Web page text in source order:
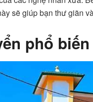
sẽ giúp bạn thư giãn
phổ